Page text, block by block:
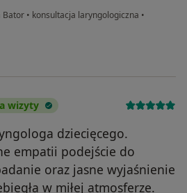
Bator • konsultacja laryngologiczna •
wizyty
dziecięcego.
empatii podejście do
oraz jasne wyjaśnienie
w miłej atmosferze.